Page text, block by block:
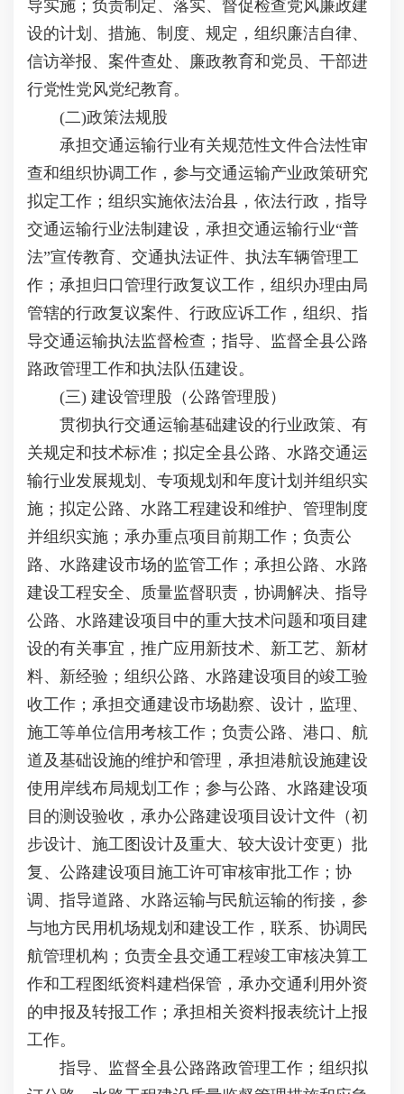
导实施；负责制定、落实、督促检查党风廉政建
设的计划、措施、制度、规定，组织廉洁自律、
信访举报、案件查处、廉政教育和党员、干部进
行党性党风党纪教育。
(二)政策法规股
承担交通运输行业有关规范性文件合法性审
查和组织协调工作，参与交通运输产业政策研究
拟定工作；组织实施依法治县，依法行政，指导
交通运输行业法制建设，承担交通运输行业“普
法”宣传教育、交通执法证件、执法车辆管理工
作；承担归口管理行政复议工作，组织办理由局
管辖的行政复议案件、行政应诉工作，组织、指
导交通运输执法监督检查；指导、监督全县公路
路政管理工作和执法队伍建设。
(三) 建设管理股（公路管理股）
贯彻执行交通运输基础建设的行业政策、有
关规定和技术标准；拟定全县公路、水路交通运
输行业发展规划、专项规划和年度计划并组织实
施；拟定公路、水路工程建设和维护、管理制度
并组织实施；承办重点项目前期工作；负责公
路、水路建设市场的监管工作；承担公路、水路
建设工程安全、质量监督职责，协调解决、指导
公路、水路建设项目中的重大技术问题和项目建
设的有关事宜，推广应用新技术、新工艺、新材
料、新经验；组织公路、水路建设项目的竣工验
收工作；承担交通建设市场勘察、设计，监理、
施工等单位信用考核工作；负责公路、港口、航
道及基础设施的维护和管理，承担港航设施建设
使用岸线布局规划工作；参与公路、水路建设项
目的测设验收，承办公路建设项目设计文件（初
步设计、施工图设计及重大、较大设计变更）批
复、公路建设项目施工许可审核审批工作；协
调、指导道路、水路运输与民航运输的衔接，参
与地方民用机场规划和建设工作，联系、协调民
航管理机构；负责全县交通工程竣工审核决算工
作和工程图纸资料建档保管，承办交通利用外资
的申报及转报工作；承担相关资料报表统计上报
工作。
指导、监督全县公路路政管理工作；组织拟